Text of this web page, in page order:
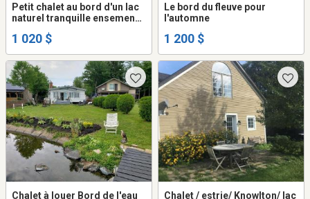
Petit chalet au bord d'un lac
naturel tranquille ensemencé
1 020 $
Le bord du fleuve pour
l'automne
1 200 $
Chalet à louer Bord de l'eau
Chalet / estrie/ Knowlton/ lac